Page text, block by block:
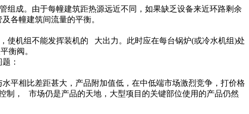
成。由于每幢建筑距热源远近不同，如果缺乏设备来近环路剩余
各幢建筑间流量的平衡。
机组不能发挥装机的 大出力。此时应在每台锅炉(或冷水机组)处
衡阀。
：
相比差距甚大，产品附加值低，在中低端市场激烈竞争，打价格
， 市场仍是产品的天地，大型项目的关键部位使用的产品仍然